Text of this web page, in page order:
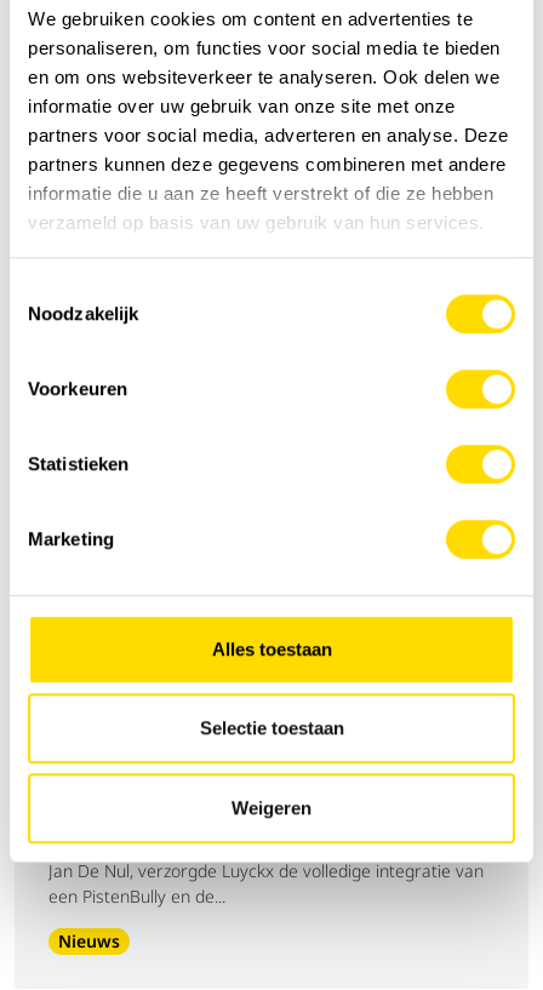
We gebruiken cookies om content en advertenties te
personaliseren, om functies voor social media te bieden
en om ons websiteverkeer te analyseren. Ook delen we
informatie over uw gebruik van onze site met onze
partners voor social media, adverteren en analyse. Deze
partners kunnen deze gegevens combineren met andere
informatie die u aan ze heeft verstrekt of die ze hebben
verzameld op basis van uw gebruik van hun services.
Noodzakelijk
Voorkeuren
Statistieken
Marketing
Alles toestaan
Selectie toestaan
Weigeren
HIAB wspr+ is de nieuwe standaard voor
elektrische hybride kranen
uitstekende kans om uw bedrijf te laten groeien. HIAB
Nieuws
Luyckx integreert PistenBully en
machinesturing op Jan De Nul’s Sunfish
Voor de Sunfish, de nieuwe intertidale kabeltrencher van
Jan De Nul, verzorgde Luyckx de volledige integratie van
een PistenBully en de...
Nieuws